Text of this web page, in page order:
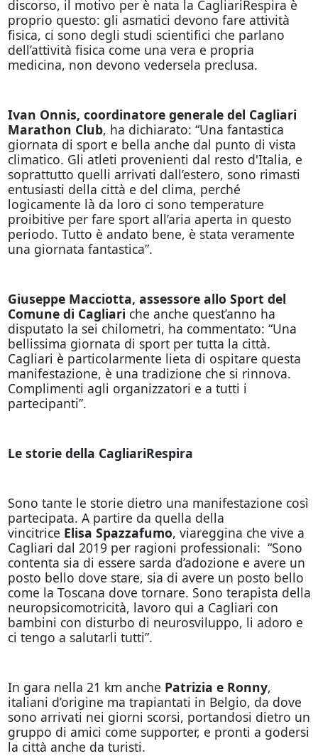
discorso, il motivo per è nata la CagliariRespira è
proprio questo: gli asmatici devono fare attività
fisica, ci sono degli studi scientifici che parlano
dell’attività fisica come una vera e propria
medicina, non devono vedersela preclusa.
Ivan Onnis, coordinatore generale del Cagliari
Marathon Club, ha dichiarato: “Una fantastica
giornata di sport e bella anche dal punto di vista
climatico. Gli atleti provenienti dal resto d'Italia, e
soprattutto quelli arrivati dall’estero, sono rimasti
entusiasti della città e del clima, perché
logicamente là da loro ci sono temperature
proibitive per fare sport all’aria aperta in questo
periodo. Tutto è andato bene, è stata veramente
una giornata fantastica”.
Giuseppe Macciotta, assessore allo Sport del
Comune di Cagliari che anche quest’anno ha
disputato la sei chilometri, ha commentato: “Una
bellissima giornata di sport per tutta la città.
Cagliari è particolarmente lieta di ospitare questa
manifestazione, è una tradizione che si rinnova.
Complimenti agli organizzatori e a tutti i
partecipanti”.
Le storie della CagliariRespira
Sono tante le storie dietro una manifestazione così
partecipata. A partire da quella della
vincitrice Elisa Spazzafumo, viareggina che vive a
Cagliari dal 2019 per ragioni professionali: “Sono
contenta sia di essere sarda d’adozione e avere un
posto bello dove stare, sia di avere un posto bello
come la Toscana dove tornare. Sono terapista della
neuropsicomotricità, lavoro qui a Cagliari con
bambini con disturbo di neurosviluppo, li adoro e
ci tengo a salutarli tutti”.
In gara nella 21 km anche Patrizia e Ronny,
italiani d’origine ma trapiantati in Belgio, da dove
sono arrivati nei giorni scorsi, portandosi dietro un
gruppo di amici come supporter, e pronti a godersi
la città anche da turisti.